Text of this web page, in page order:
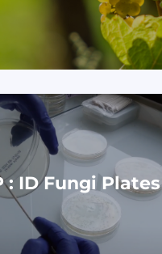
: ID Fungi Plates